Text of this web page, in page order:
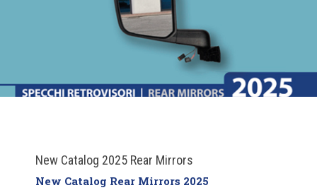
New Catalog 2025 Rear Mirrors
New Catalog Rear Mirrors 2025